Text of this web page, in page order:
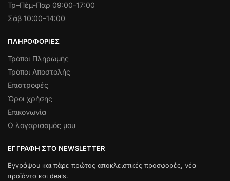
Τρ–Πέμ-Παρ 09:00–17:00
Σάβ 10:00–14:00
ΠΛΗΡΟΦΟΡΊΕΣ
Τρόποι Πληρωμής
Τρόποι Αποστολής
Επιστροφές
Όροι χρήσης
Επικονωνία
Ο λογαριασμός μου
ΕΓΓΡΑΦΉ ΣΤΟ NEWSLETTER
Εγγράψου και πάρε πρώτος αποκλειστικές προσφορές, νέα
προϊόντα και deals.